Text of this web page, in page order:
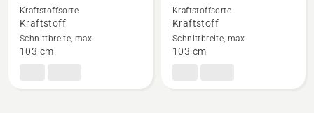
zu
R 216T
AWD
anzeigen
Kraftstoffsorte
Kraftstoff
Schnittbreite, max
103 cm
zu
R 216Ts AWD
anzeigen
Kraftstoffsorte
Kraftstoff
Schnittbreite, max
103 cm